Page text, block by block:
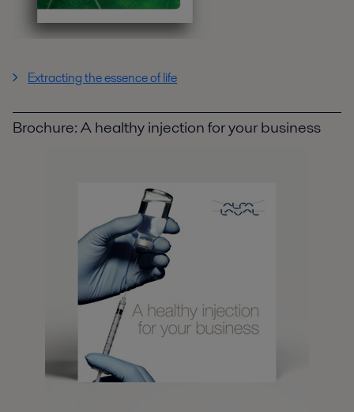
Extracting the essence of life
Brochure: A healthy injection for your business